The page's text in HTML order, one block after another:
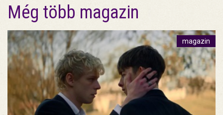
Még több magazin
magazin